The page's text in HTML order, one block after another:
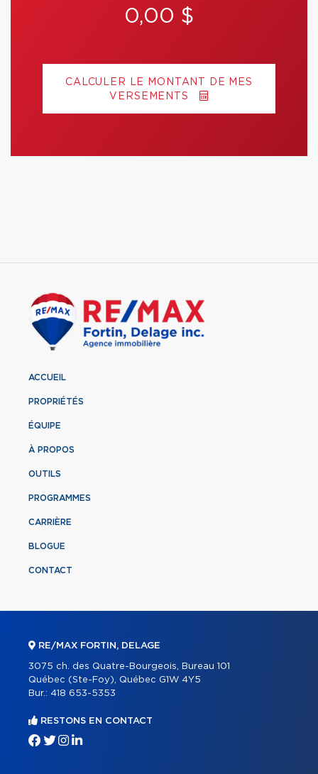
0,00 $
CALCULER LE MONTANT DE MES
VERSEMENTS
ACCUEIL
PROPRIÉTÉS
ÉQUIPE
À PROPOS
OUTILS
PROGRAMMES
CARRIÈRE
BLOGUE
CONTACT
RE/MAX FORTIN, DELAGE
3075 ch. des Quatre-Bourgeois, Bureau 101
Québec (Ste-Foy), Québec G1W 4Y5
Bur.: 418 653-5353
RESTONS EN CONTACT